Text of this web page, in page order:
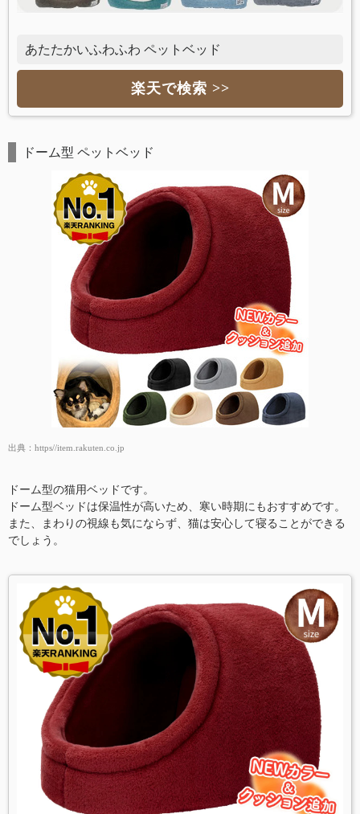
あたたかいふわふわ ペットベッド
楽天で検索 >>
ドーム型 ペットベッド
出典： https//item.rakuten.co.jp
ドーム型の猫用ベッドです。
ドーム型ベッドは保温性が高いため、寒い時期にもおすすめです。
また、まわりの視線も気にならず、猫は安心して寝ることができる
でしょう。